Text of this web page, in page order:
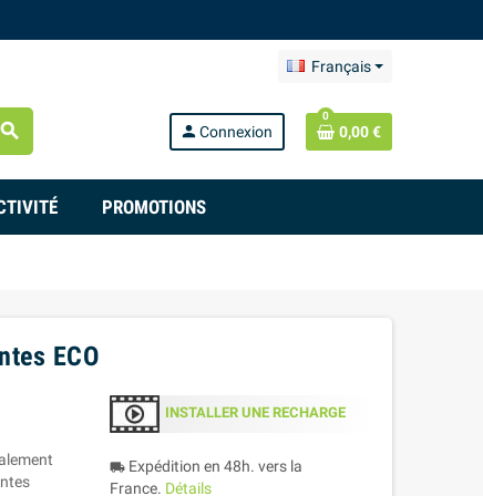
Français
search person Connexion
0
0,00 €
PROMOTIONS
ECO
INSTALLER UNE RECHARGE
local_shippingExpédition en 48h. vers la
France. Détails